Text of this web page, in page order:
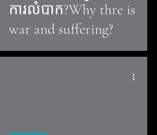
ការលំបាក?Why thre is
war​ and suffering?